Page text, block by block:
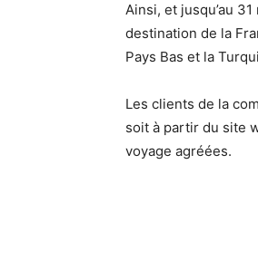
Ainsi, et jusqu’au
destination de la
Pays Bas et la
Les clients de la
soit à partir du site
voyage agréées.